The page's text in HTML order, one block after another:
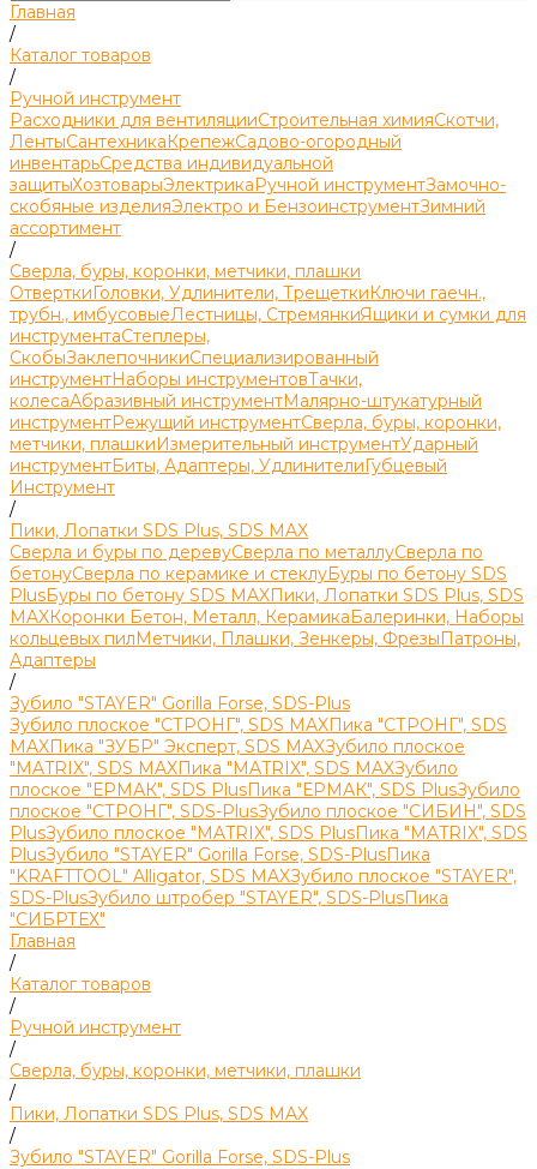
Главная
/
Каталог товаров
/
Ручной инструмент
Расходники для вентиляцииСтроительная химияСкотчи,
ЛентыСантехникаКрепежСадово-огородный
инвентарьСредства индивидуальной
защитыХозтоварыЭлектрикаРучной инструментЗамочно-
скобяные изделияЭлектро и БензоинструментЗимний
ассортимент
/
Сверла, буры, коронки, метчики, плашки
ОтверткиГоловки, Удлинители, ТрещеткиКлючи гаечн.,
трубн., имбусовыеЛестницы, СтремянкиЯщики и сумки для
инструментаСтеплеры,
СкобыЗаклепочникиСпециализированный
инструментНаборы инструментовТачки,
колесаАбразивный инструментМалярно-штукатурный
инструментРежущий инструментСверла, буры, коронки,
метчики, плашкиИзмерительный инструментУдарный
инструментБиты, Адаптеры, УдлинителиГубцевый
Инструмент
/
Пики, Лопатки SDS Plus, SDS MAX
Сверла и буры по деревуСверла по металлуСверла по
бетонуСверла по керамике и стеклуБуры по бетону SDS
PlusБуры по бетону SDS MAXПики, Лопатки SDS Plus, SDS
MAXКоронки Бетон, Металл, КерамикаБалеринки, Наборы
кольцевых пилМетчики, Плашки, Зенкеры, ФрезыПатроны,
Адаптеры
/
Зубило "STAYER" Gorilla Forse, SDS-Plus
Зубило плоское "СТРОНГ", SDS MAXПика "СТРОНГ", SDS
MAXПика "ЗУБР" Эксперт, SDS MAXЗубило плоское
"MATRIX", SDS MAXПика "MATRIX", SDS MAXЗубило
плоское "ЕРМАК", SDS PlusПика "ЕРМАК", SDS PlusЗубило
плоское "СТРОНГ", SDS-PlusЗубило плоское "СИБИН", SDS
PlusЗубило плоское "MATRIX", SDS PlusПика "MATRIX", SDS
PlusЗубило "STAYER" Gorilla Forse, SDS-PlusПика
"KRAFTTOOL" Alligator, SDS MAXЗубило плоское "STAYER",
SDS-PlusЗубило штробер "STAYER", SDS-PlusПика
"СИБРТЕХ"
Главная
/
Каталог товаров
/
Ручной инструмент
/
Сверла, буры, коронки, метчики, плашки
/
Пики, Лопатки SDS Plus, SDS MAX
/
Зубило "STAYER" Gorilla Forse, SDS-Plus